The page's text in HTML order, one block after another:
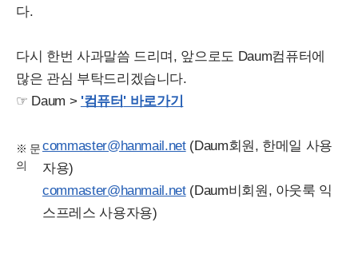
다.
다시 한번 사과말씀 드리며, 앞으로도 Daum컴퓨터에
많은 관심 부탁드리겠습니다.
☞ Daum > '컴퓨터 ' 바로가기
※ 문
의
commaster@hanmail.net(Daum회원, 한메일 사용
자용)
commaster@hanmail.net(Daum비회원, 아웃룩 익
스프레스 사용자용)